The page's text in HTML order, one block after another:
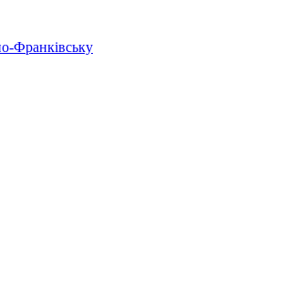
Франківську